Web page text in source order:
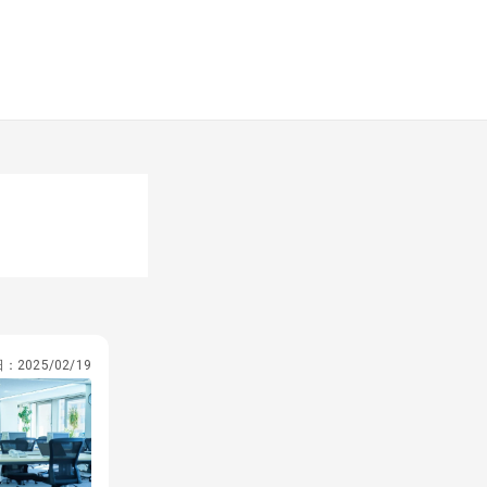
2025/02/19